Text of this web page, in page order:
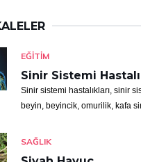
EĞITIM
Sinir Sistemi
Sinir sistemi hastalıkları, sinir
beyin, beyincik, omurilik, kafa
SAĞLIK